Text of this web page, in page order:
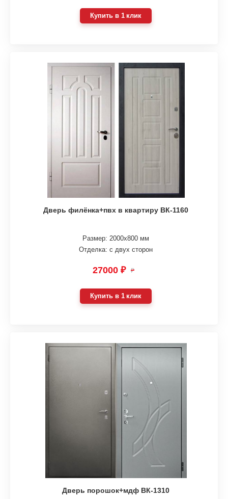
Купить в 1 клик
Дверь филёнка+пвх в квартиру ВК-1160
Размер: 2000х800 мм
Отделка: с двух сторон
27000 ₽ ₽
Купить в 1 клик
Дверь порошок+мдф ВК-1310